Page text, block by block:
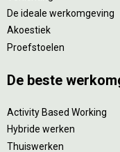
De ideale werkomgeving
Akoestiek
Proefstoelen
De beste
Activity Based Working
Hybride werken
Thuiswerken